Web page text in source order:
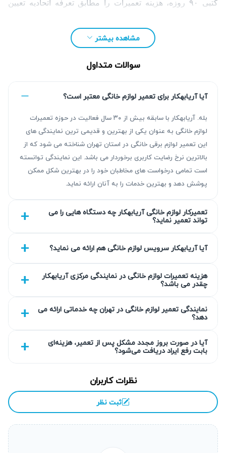
کتبی ۹۰ روزه، هزینه تعمیرات را مطابق تعرفه اتحادیه تعیین
کلترونیک، به‌صورت تلفنی اقدام کنید یا فرم درخواست را تکمیل
چرا تعمیر لوازم خانگی کلترونیک ضروری است؟
کارایی دستگاه، افزایش طول عمر و کاهش هزینه‌ها دارد.
گسترده‌تر منجر شوند و هزینه تعمیر لوازم خانگی کلترونیک را
افزایش دهند. همچنین تعمیرات سریع به‌خصوص تعمیر لوازم
خانگی کلترونیک در محل و در منزل از بروز آسیب‌های بیشتر
جلوگیری می‌کند. نظر به تخصص و حساسیت این دستگاه‌ها،
آریابهکار اهمیت زیادی دارد.
بسیاری از خرابی‌های اولیه مانند خطاهای نرم‌افزاری، تنظیمات
نادرست یا آسیب به یک سنسور کوچک اگر رفع نشوند، می‌توانند
شدت یابند و باعث خرابی قطعات اصلی‌تر شوند. این موضوع
منجر به افزایش قابل توجه هزینه تعمیر لوازم خانگی کلترونیک
مشاهده بیشتر
سوالات متداول
آیا آریابهکار برای تعمیر لوازم خانگی معتبر است؟
بله. آریابهکار با سابقه بیش از ۳۰ سال فعالیت در حوزه تعمیرات
لوازم خانگی به عنوان یکی از بهترین و قدیمی ترین نمایندگی های
این تعمیر لوازم برقی خانگی در استان تهران شناخته می شود که از
بالاترین نرخ رضایت کاربری برخوردار می باشد. این نمایندگی توانسته
است تمامی درخواست های مخاطبان خود را در بهترین شکل ممکن
پوشش دهد و بهترین خدمات را به آنان ارائه نماید.
تعمیرکار لوازم خانگی آریابهکار چه دستگاه هایی را می
تواند تعمیر نماید؟
آیا آریابهکار سرویس لوازم خانگی هم ارائه می نماید؟
هزینه تعمیرات لوازم خانگی در نمایندگی مرکزی آریابهکار
چقدر می باشد؟
نمایندگی تعمیر لوازم خانگی در تهران چه خدماتی ارائه می
دهد؟
آیا در صورت بروز مجدد مشکل پس از تعمیر، هزینه‌ای
بابت رفع ایراد دریافت می‌شود؟
نظرات کاربران
ثبت نظر